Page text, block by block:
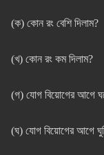
(ক) কোন রং বেশি দিলাম?
(খ) কোন রং কম দিলাম?
(গ) যোগ বিয়োগের আগে
(ঘ) যোগ বিয়োগের আগে